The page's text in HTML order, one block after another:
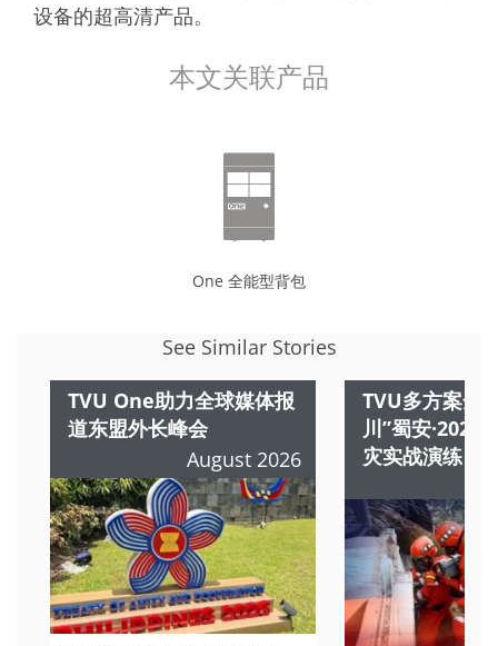
设备的超高清产品。
本文关联产品
One 全能型背包
See Similar Stories
TVU One助力全球媒体报
道东盟外长峰会
August 2026
TVU多方案全
川”蜀安
灾实战演练